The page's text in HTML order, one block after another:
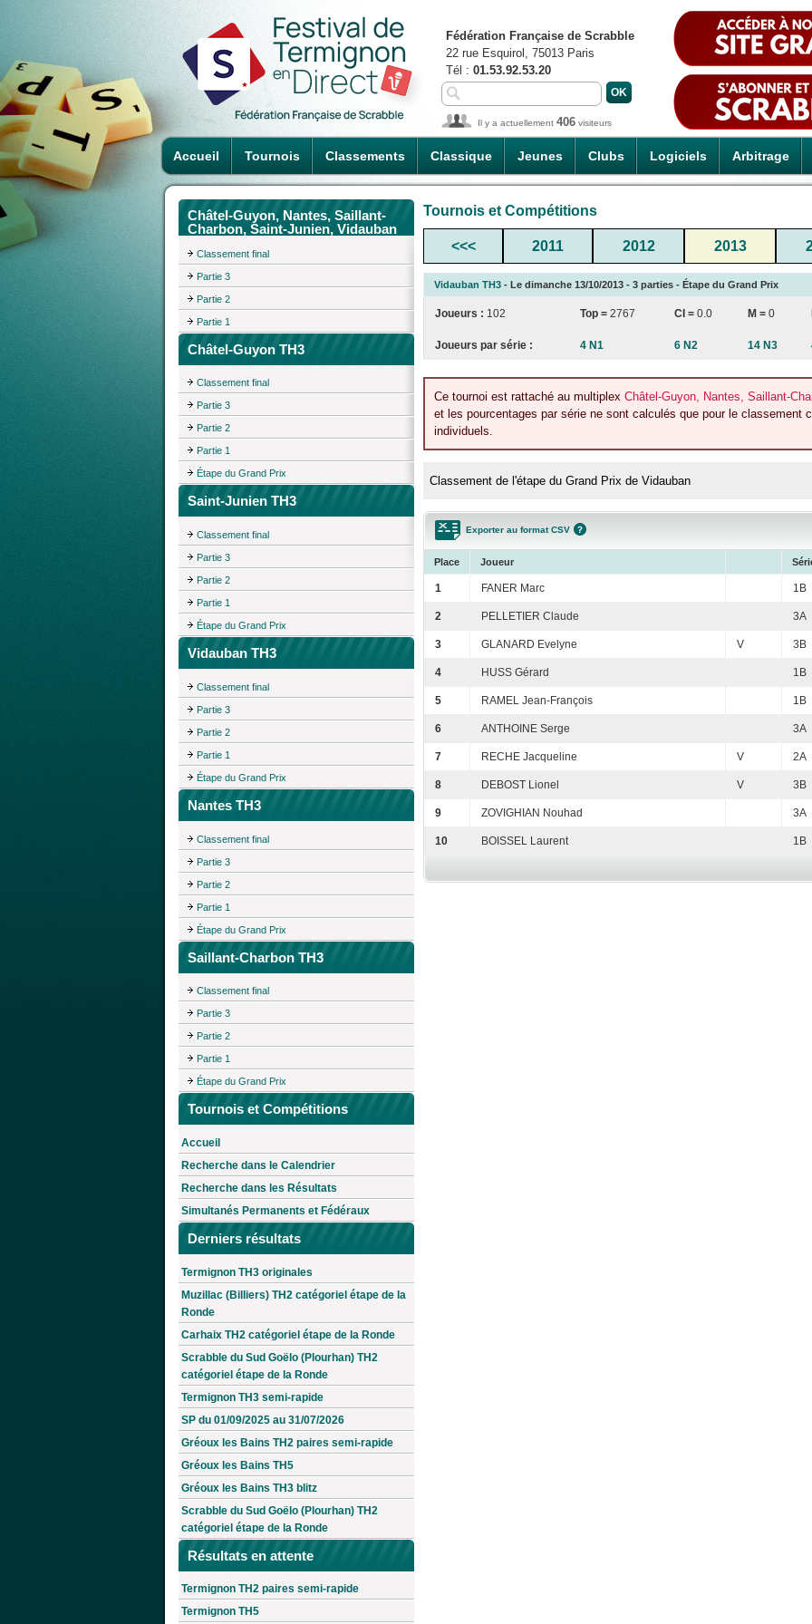
Accueil Tournois Classements Classique Jeunes Clubs Logiciels Arbitrage
Fédération Française de Scrabble
22 rue Esquirol, 75013 Paris
Tél : 01.53.92.53.20
Il y a actuellement 406 visiteurs
Châtel-Guyon, Nantes, Saillant-
Charbon, Saint-Junien, Vidauban
Classement final
Partie 3
Partie 2
Partie 1
Châtel-Guyon TH3
Classement final
Partie 3
Partie 2
Partie 1
Étape du Grand Prix
Saint-Junien TH3
Classement final
Partie 3
Partie 2
Partie 1
Étape du Grand Prix
Vidauban TH3
Classement final
Partie 3
Partie 2
Partie 1
Étape du Grand Prix
Nantes TH3
Classement final
Partie 3
Partie 2
Partie 1
Étape du Grand Prix
Saillant-Charbon TH3
Classement final
Partie 3
Partie 2
Partie 1
Étape du Grand Prix
Tournois et Compétitions
Accueil
Recherche dans le Calendrier
Recherche dans les Résultats
Simultanés Permanents et Fédéraux
Derniers résultats
Termignon TH3 originales
Muzillac (Billiers) TH2 catégoriel étape de la
Ronde
Carhaix TH2 catégoriel étape de la Ronde
Scrabble du Sud Goëlo (Plourhan) TH2
catégoriel étape de la Ronde
Termignon TH3 semi-rapide
SP du 01/09/2025 au 31/07/2026
Gréoux les Bains TH2 paires semi-rapide
Gréoux les Bains TH5
Gréoux les Bains TH3 blitz
Scrabble du Sud Goëlo (Plourhan) TH2
catégoriel étape de la Ronde
Résultats en attente
Termignon TH2 paires semi-rapide
Termignon TH5
Tournois et Compétitions
<<< 2011 2012 2013
Vidauban TH3 - Le dimanche 13/10/2013 - 3 parties - Étape du Grand Prix
Joueurs : 102 Top = 2767 CI = 0.0 M = 0
Joueurs par série : 4 N1 6 N2 14 N3
Ce tournoi est rattaché au multiplex Châtel-Guyon, Nantes, Saillant-
et les pourcentages par série ne sont calculés que pour le classement
individuels.
Classement de l'étape du Grand Prix de Vidauban
Exporter au format CSV
Place Joueur
1 FANER Marc 1B
2 PELLETIER Claude 3A
3 GLANARD Evelyne V 3B
4 HUSS Gérard 1B
5 RAMEL Jean-François 1B
6 ANTHOINE Serge 3A
7 RECHE Jacqueline V 2A
8 DEBOST Lionel V 3B
9 ZOVIGHIAN Nouhad 3A
10 BOISSEL Laurent 1B